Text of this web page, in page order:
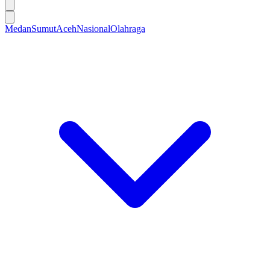
MedanSumutAcehNasionalOlahraga